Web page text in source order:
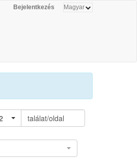
Bejelentkezés
találat/oldal